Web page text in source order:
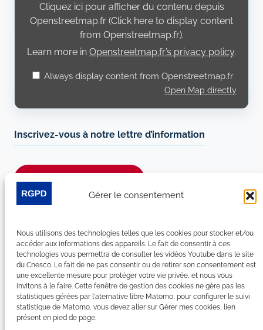
Gérer le consentement
Nous utilisons des technologies telles que les cookies pour stocker et/ou
accéder aux informations des appareils. Le fait de consentir à ces
technologies vous permettra de consulter les vidéos Youtube dans le site
du Cnesco. Le fait de ne pas consentir ou de retirer son consentement est
une excellente mesure pour protéger votre vie privée, et nous vous
invitons à le faire. Cette fenêtre de gestion des cookies ne gère pas les
statistiques gérées par l'aternative libre Matomo, pour configurer le suivi
statistique de Matomo, vous devez aller sur Gérer mes cookies, lien
présent en pied de page.
Openstreetmap.fr
Cliquez ici pour afficher du contenu depuis
Openstreetmap.fr (Click here to display content
from Openstreetmap.fr).
Learn more in Openstreetmap.fr’s privacy policy.
Always display content from Openstreetmap.fr
Open Map directly
Inscrivez-vous à notre lettre d’information
LinkedIn
YouTube
Facebook
Bluesky
Plan du site